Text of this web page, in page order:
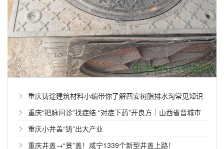
重庆铸途建筑材料小编带你了解西安树脂排水沟常见知识
重庆“把脉问诊”找症结 “对症下药”开良方｜山西省晋城市
市场监管局多措并举帮扶铸铁井盖制造业整体提升产品质
量
重庆小井盖“铸”出大产业
重庆井盖→“景”盖！咸宁1339个新型井盖上路！